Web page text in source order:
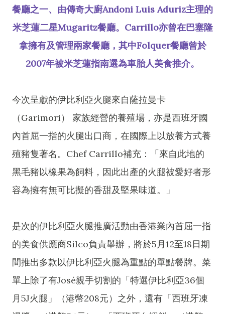
餐廳之一、由傳奇大廚Andoni Luis Aduriz主理的
米芝蓮二星Mugaritz餐廳。Carrillo亦曾在巴塞隆
拿擁有及管理兩家餐廳，其中Folquer餐廳曾於
2007年被米芝蓮指南選為車胎人美食推介。
今次呈獻的伊比利亞火腿來自薩拉曼卡
（Garimori） 家族經營的養殖場，亦是西班牙國
內首屈一指的火腿出口商，在國際上以放養方式養
殖豬隻著名。Chef Carrillo補充：「來自此地的
黑毛豬以橡果為飼料，因此出產的火腿被愛好者形
容為擁有無可比擬的香甜及堅果味道。」
是次的伊比利亞火腿推廣活動由香港業內首屈一指
的美食供應商Silco負責舉辦，將於5月12至18日期
間推出多款以伊比利亞火腿為重點的單點餐牌。菜
單上除了有José親手切割的「特選伊比利亞36個
月5J火腿」（港幣208元）之外，還有「西班牙凍